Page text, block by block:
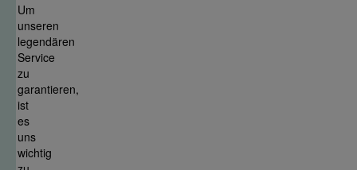
Um
unseren
legendären
Service
zu
garantieren,
ist
es
uns
wichtig